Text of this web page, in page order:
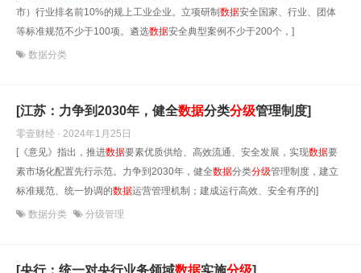
市）行业排名前10%的规上工业企业。立项研制数据安全国家、行业、团体
等标准规范不少于100项。遴选数据安全典型案例不少于200个，]
数据分类
[江苏：力争到2030年，健全数据分类分级管理制度]
零壹财经 · 2024年1月25日
[《意见》指出，推进数据要素优质供给、高效流通、安全发展，实现数据要
素市场化配置先行示范。力争到2030年，健全数据分类分级管理制度，建立
标准规范、统一协调的数据运营管理机制；建成运行高效、安全有序的]
数据分类 分级管理
[央行：统一对央行业务领域数据实施分级]